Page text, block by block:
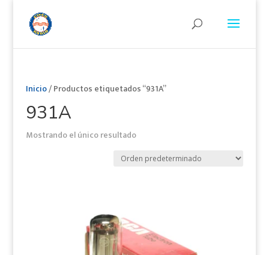
Inicio/ Productos etiquetados “931A”
931A
Mostrando el único resultado